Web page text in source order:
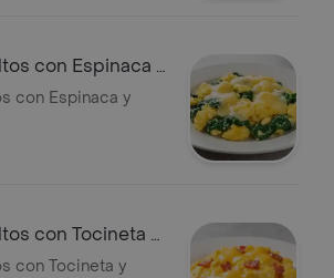
con Espinaca y
con Espinaca y
con Tocineta y
con Tocineta y